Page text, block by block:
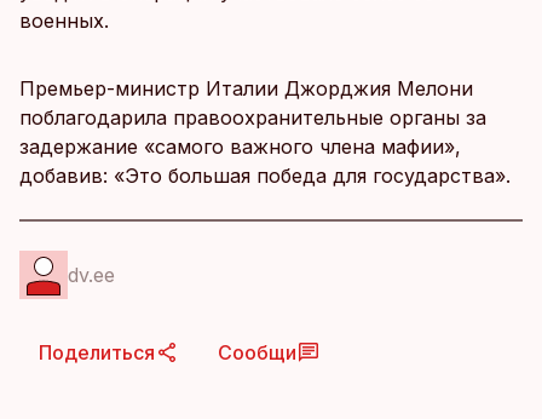
военных.
Премьер-министр Италии Джорджия Мелони
поблагодарила правоохранительные органы за
задержание «самого важного члена мафии»,
добавив: «Это большая победа для государства».
dv.ee
Поделиться Сообщи